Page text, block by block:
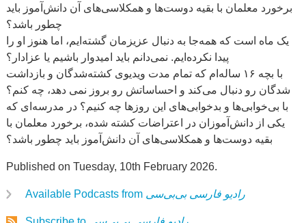
برخورد معلمان با بقیه دوست‌ها و همکلاسی‌های آن دانش‌آموز باید
چطور باشد؟
یک ماه است که همه‌جا به دنبال عزیزمان گشته‌ایم، اما هنوز او را
پیدا نکرده‌ایم. نمی‌دانم باید امیدوار باشیم یا عزادار؟
با بچه ۱۶ ساله‌ام که تمام مدت ویدیوی کشته‌شدگان و بازداشت
شدگان رو دنبال می‌کند و احساساتش رو بروز نمی دهد، چه کنم؟
با بی‌خوابی‌ها و بدخوابی‌های این روزها چه کنیم؟ در مدرسه‌ای که
یکی از دانش‌آموزان در اعتراضات کشته شده، برخورد معلمان با
بقیه دوست‌ها و همکلاسی‌های آن دانش‌آموز باید چطور باشد؟
Published on Tuesday, 10th February 2026.
Available Podcasts from رادیو فارسی بی‌بی‌سی